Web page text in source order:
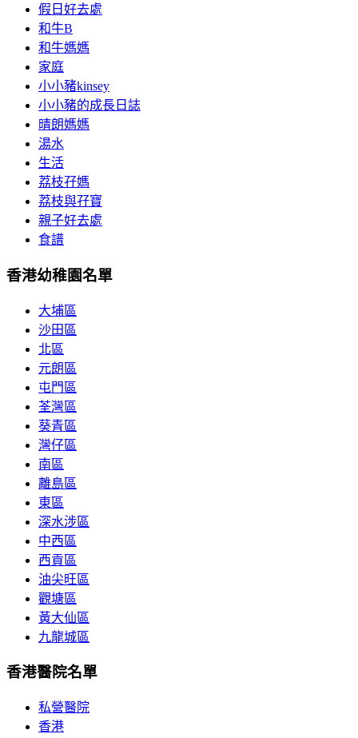
假日好去處
和牛B
和牛媽媽
家庭
小小豬kinsey
小小豬的成長日誌
晴朗媽媽
湯水
生活
荔枝孖媽
荔枝與孖寶
親子好去處
食譜
香港幼稚園名單
大埔區
沙田區
北區
元朗區
屯門區
荃灣區
葵青區
灣仔區
南區
離島區
東區
深水涉區
中西區
西貢區
油尖旺區
觀塘區
黃大仙區
九龍城區
香港醫院名單
私營醫院
香港